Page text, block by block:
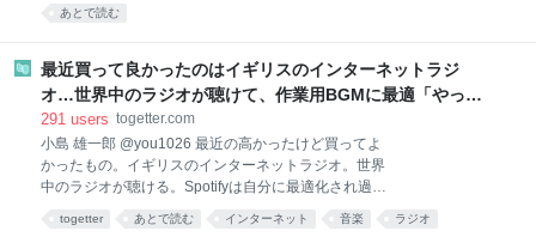
主義の手先となった我々人類にもたらされる癒しのひ
もの」です。 ただいまAmazonが7/13(月)いっぱいま
で、プライムデーの大型セール中（現在は先行セー
ル）なので、琴線に触れた方はどしどしお買い求めく
ださい。 ※このページのリンクからご購入いただくと
一部収益がサイトに還元され運営費になります。あり
がとうございます！
あとで読む
最近買って良かったのはイギリスのインターネットラジ
オ…世界中のラジオが聴けて、作業用BGMに最適「やっぱ
り物理的な機械」「この質感で鎮座してくれるのがいい」
291 users togetter.com
小島 雄一郎 @you1026 最近の高かったけど買ってよ
かったもの。イギリスのインターネットラジオ。世界
中のラジオが聴ける。Spotifyは自分に最適化され過ぎ
と、その国の雰囲気とかと一緒に音楽が流れてくる。
togetter あとで読む インターネット 音楽 ラジオ